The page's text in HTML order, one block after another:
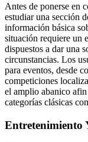
Antes de ponerse en
estudiar una sección
información básica
situación requiere un
dispuestos a dar una
circunstancias. Los
para eventos, desde
competiciones
el amplio abanico
categorías clásicas
Entretenimiento